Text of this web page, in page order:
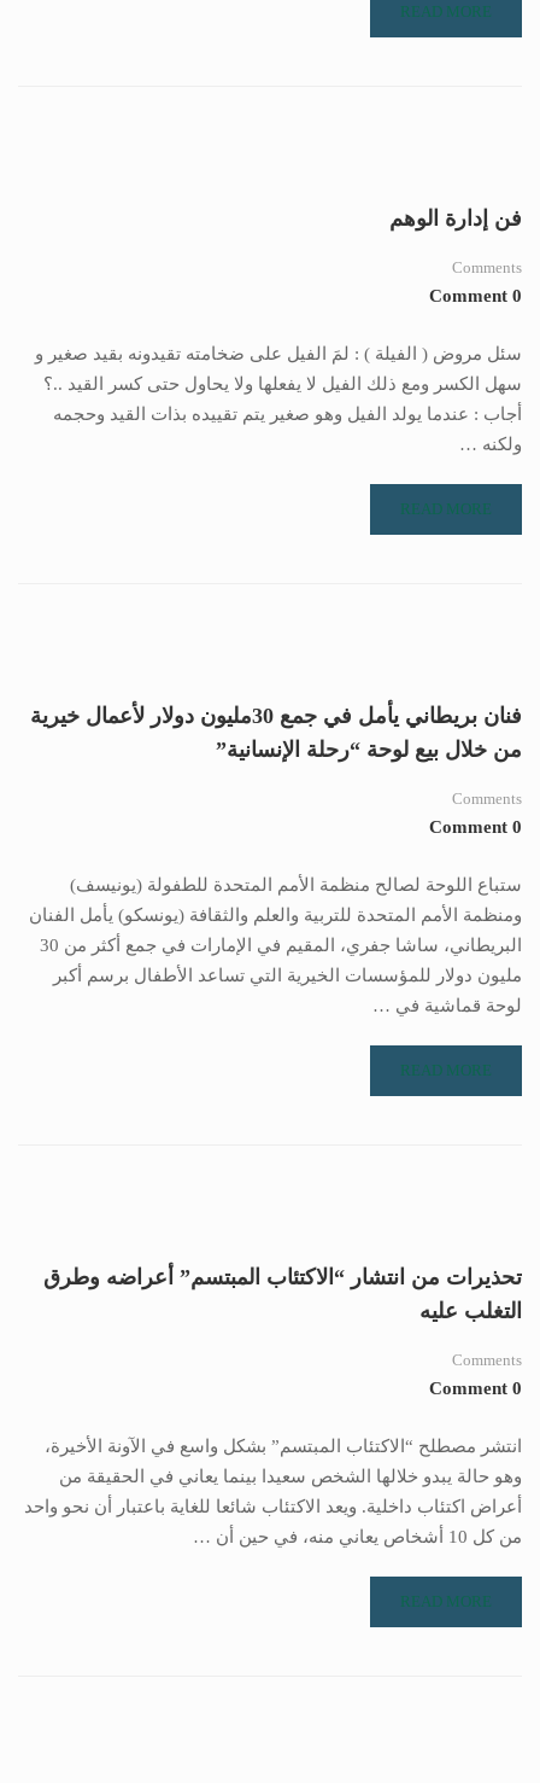
READ MORE
فن إدارة الوهم
Comments
0 Comment
سئل مروض ( الفيلة ) : لمَ الفيل على ضخامته تقيدونه بقيد صغير و
سهل الكسر ومع ذلك الفيل لا يفعلها ولا يحاول حتى كسر القيد ..؟
أجاب : عندما يولد الفيل وهو صغير يتم تقييده بذات القيد وحجمه
ولكنه …
READ MORE
فنان بريطاني يأمل في جمع 30مليون دولار لأعمال خيرية
من خلال بيع لوحة “رحلة الإنسانية”
Comments
0 Comment
ستباع اللوحة لصالح منظمة الأمم المتحدة للطفولة (يونيسف)
ومنظمة الأمم المتحدة للتربية والعلم والثقافة (يونسكو) يأمل الفنان
البريطاني، ساشا جفري، المقيم في الإمارات في جمع أكثر من 30
مليون دولار للمؤسسات الخيرية التي تساعد الأطفال برسم أكبر
لوحة قماشية في …
READ MORE
تحذيرات من انتشار “الاكتئاب المبتسم” أعراضه وطرق
التغلب عليه
Comments
0 Comment
انتشر مصطلح “الاكتئاب المبتسم” بشكل واسع في الآونة الأخيرة،
وهو حالة يبدو خلالها الشخص سعيدا بينما يعاني في الحقيقة من
أعراض اكتئاب داخلية. ويعد الاكتئاب شائعا للغاية باعتبار أن نحو واحد
من كل 10 أشخاص يعاني منه، في حين أن …
READ MORE